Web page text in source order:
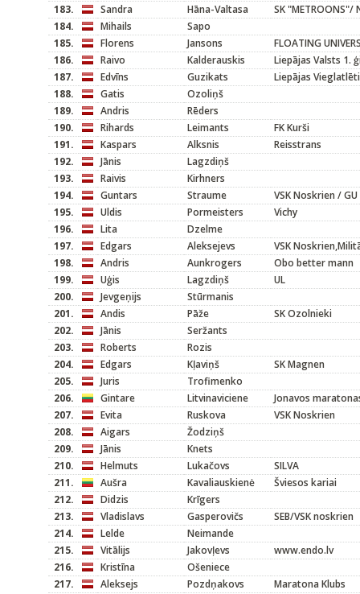
183.
Sandra Hāna-Valtasa
SK "METROONS"/
184.
Mihails
Sapo
185.
Florens Jansons
FLOATING
186.
Raivo Kalderauskis
Liepājas Valsts 1.
187.
Edvīns Guzikats
Liepājas
188.
Gatis
Ozoliņš
189.
Andris
Rēders
190.
Rihards Leimants
FK Kurši
191.
Kaspars Alksnis
Reisstrans
192.
Jānis
Lagzdiņš
193.
Raivis
Kirhners
194.
Guntars Straume
VSK Noskrien / GU
195.
Uldis Pormeisters
Vichy
196.
Lita
Dzelme
197.
Edgars Aleksejevs
VSK
198.
Andris Aunkrogers
Obo better mann
199.
Uģis Lagzdiņš
UL
200.
Jevgeņijs
Stūrmanis
201.
Andis Pāže
SK Ozolnieki
202.
Jānis
Seržants
203.
Roberts
Rozis
204.
Edgars Kļaviņš
SK Magnen
205.
Juris
Trofimenko
206.
Gintare Litvinaviciene
Jonavos
207.
Evita Ruskova
VSK Noskrien
208.
Aigars
Žodziņš
209.
Jānis
Knets
210.
Helmuts Lukačovs
SILVA
211.
Aušra Kavaliauskienė
Šviesos kariai
212.
Didzis
Krīgers
213.
Vladislavs Gasperovičs
SEB/VSK noskrien
214.
Lelde
Neimande
215.
Vitālijs Jakovļevs
www.endo.lv
216.
Kristīna
Ošeniece
217.
Aleksejs Pozdņakovs
Maratona Klubs